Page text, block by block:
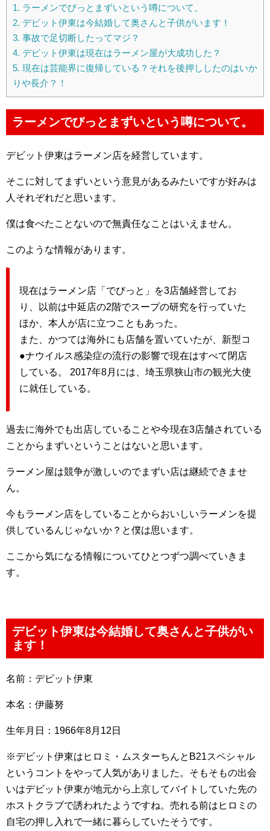
1. ラーメンでびっとまずいという噂について。
2. デビット伊東は今結婚して奥さんと子供がいます！
3. 事故で足切断したってマジ？
4. デビット伊東は現在はラーメン屋が大成功した？
5. 現在は芸能界に復帰している？それを後押ししたのはいか
りや長介？！
ラーメンでびっとまずいという噂について。
デビット伊東はラーメン店を経営しています。
そこに対してまずいという意見があるみたいですが好みは
人それぞれだと思います。
僕は食べたことないので無責任なことはいえません。
このような情報があります。
現在はラーメン店「でびっと」を3店舗経営してお
り、以前は中延店の2階でスープの研究を行っていた
ほか、本人が店に立つこともあった。
また、かつては海外にも店舗を置いていたが、新型コ
●ナウイルス感染症の流行の影響で現在はすべて閉店
している。 2017年8月には、埼玉県狭山市の観光大使
に就任している。
過去に海外でも出店していることや今現在3店舗されている
ことからまずいということはないと思います。
ラーメン屋は競争が激しいのでまずい店は継続できませ
ん。
今もラーメン店をしていることからおいしいラーメンを提
供しているんじゃないか？と僕は思います。
ここから気になる情報についてひとつずつ調べていきま
す。
デビット伊東は今結婚して奥さんと子供がい
ます！
名前：デビット伊東
本名：伊藤努
生年月日：1966年8月12日
※デビット伊東はヒロミ・ムスターちんとB21スペシャル
というコントをやって人気がありました。そもそもの出会
いはデビット伊東が地元から上京してバイトしていた先の
ホストクラブで誘われたようですね。売れる前はヒロミの
自宅の押し入れで一緒に暮らしていたそうです。